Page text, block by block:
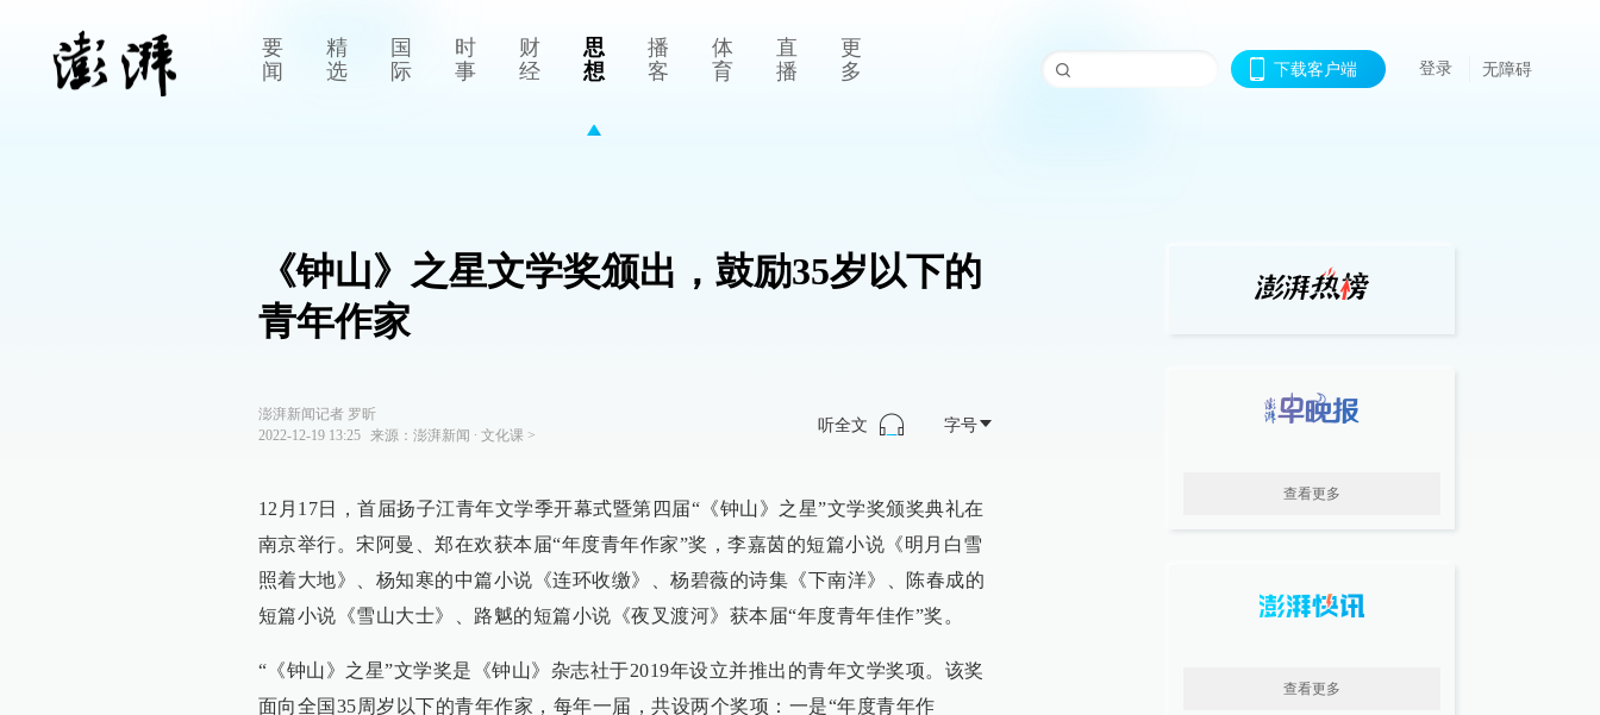
要
闻
精
选
国
际
时
事
财
经
思
想
播
客
体
育
直
播
更
多
下载客户端 登录 无障碍
《钟山》之星文学奖颁出，鼓励35岁以下的
青年作家
澎湃新闻记者 罗昕
2022-12-19 13:25
来源： 澎湃新闻 ∙ 文化课>
听全文 字号
12月17日，首届扬子江青年文学季开幕式暨第四届“《钟山》之星”文学奖颁奖典礼在
南京举行。宋阿曼、郑在欢获本届“年度青年作家”奖，李嘉茵的短篇小说《明月白雪
照着大地》、杨知寒的中篇小说《连环收缴》、杨碧薇的诗集《下南洋》、陈春成的
短篇小说《雪山大士》、路魆的短篇小说《夜叉渡河》获本届“年度青年佳作”奖。
“《钟山》之星”文学奖是《钟山》杂志社于2019年设立并推出的青年文学奖项。该奖
面向全国35周岁以下的青年作家，每年一届，共设两个奖项：一是“年度青年作
查看更多
查看更多